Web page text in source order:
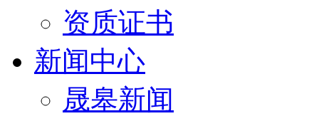
资质证书
新闻中心
晟皋新闻